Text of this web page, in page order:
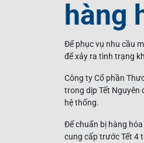
hàng
Để phục vụ nhu cầu
để xảy ra tình trạng
Công ty Cổ phần
trong dịp Tết Nguyên
hệ thống.
Để chuẩn bị hàng
cung cấp trước Tết 4